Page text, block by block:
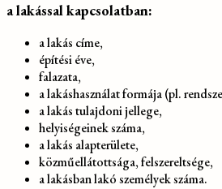
a lakással kapcsolatban:
a lakás címe,
építési éve,
falazata,
a lakáshasználat formája (pl.
a lakás tulajdoni jellege,
helyiségeinek száma,
a lakás alapterülete,
közműellátottsága, felszereltsége,
a lakásban lakó személyek száma.